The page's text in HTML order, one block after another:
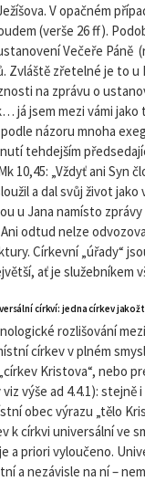
V opačném
(verše 26 ff).
Večeře Páně
zřetelné je to u
na zprávu o
já jsem mezi vámi
názoru mnoha
tehdejším
10,45: „Vždyť ani Syn
a dal svůj život jako
u Jana namísto
odtud nelze
Církevní „úřady“
ať je služebníkem
církví: jedna církev
rozlišování
církev v plném
Kristova“, nebo
výše ad 4.4.1): stejně
obec výrazu „tělo
k církvi universální ve
a priori vyloučeno.
a nezávisle na ní –